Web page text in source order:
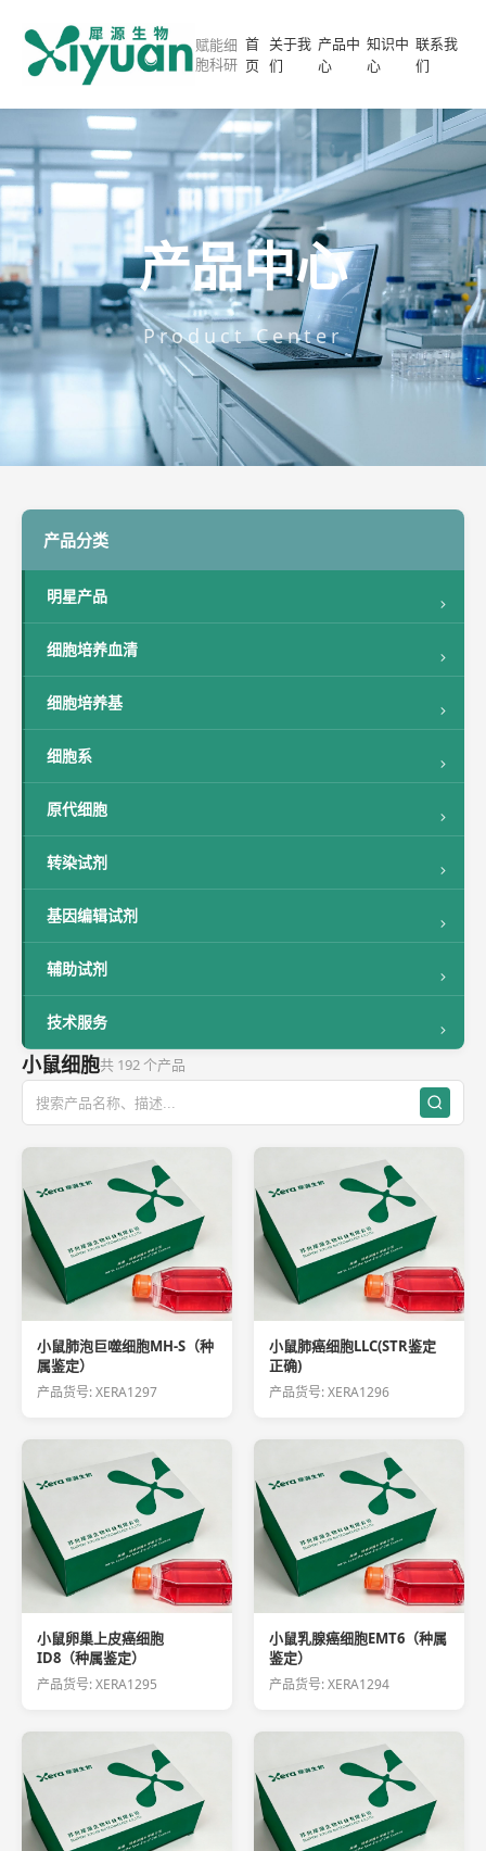
赋能细
胞科研
首
页
关于我
们
产品中
心
知识中
心
联系我
们
产品中心
Product Center
产品分类
明星产品
细胞培养血清
细胞培养基
细胞系
原代细胞
转染试剂
基因编辑试剂
辅助试剂
技术服务
小鼠细胞共 192 个产品
小鼠肺泡巨噬细胞MH-S（种
属鉴定）
产品货号: XERA1297
小鼠肺癌细胞LLC(STR鉴定
正确)
产品货号: XERA1296
小鼠卵巢上皮癌细胞
ID8（种属鉴定）
产品货号: XERA1295
小鼠乳腺癌细胞EMT6（种属
鉴定）
产品货号: XERA1294